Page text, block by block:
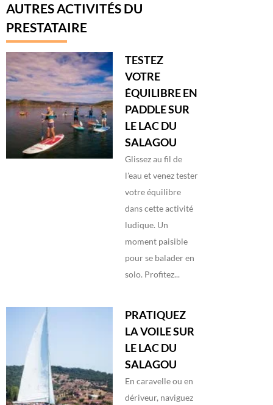
AUTRES ACTIVITÉS DU
PRESTATAIRE
TESTEZ
VOTRE
ÉQUILIBRE EN
PADDLE SUR
LE LAC DU
SALAGOU
Glissez au fil de
l'eau et venez tester
votre équilibre
dans cette activité
ludique. Un
moment paisible
pour se balader en
solo. Profitez...
PRATIQUEZ
LA VOILE SUR
LE LAC DU
SALAGOU
En caravelle ou en
dériveur, naviguez